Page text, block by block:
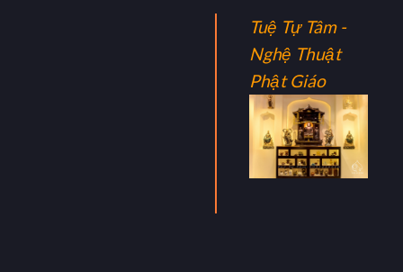
Tuệ Tự Tâm -
Nghệ Thuật
Phật Giáo